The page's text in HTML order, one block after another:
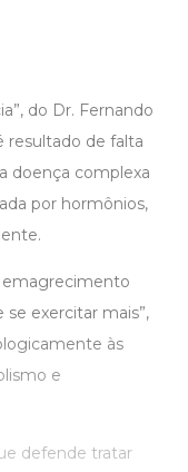
do Dr. Fernando
resultado de falta
doença complexa
por hormônios,
emagrecimento
exercitar mais”,
às
e
defende tratar